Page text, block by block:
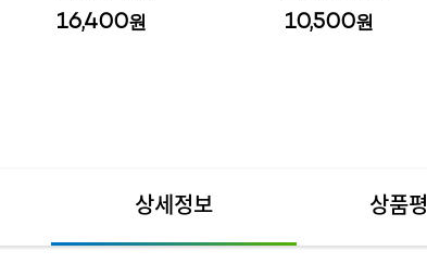
16,400원 10,500원
상세정보 상품평